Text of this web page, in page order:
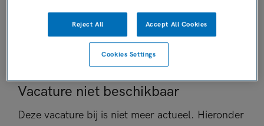
Niet nader bepaald
Vacature niet beschikbaar
Deze vacature bij is niet meer actueel. Hieronder
Reject All Accept All Cookies
Cookies Settings